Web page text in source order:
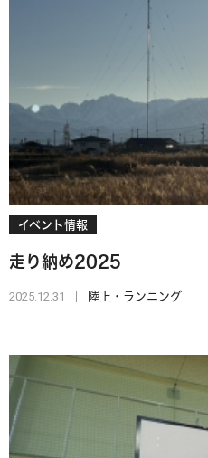
イベント情報
走り納め2025
2025.12.31 陸上・ランニング